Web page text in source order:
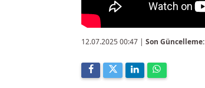
12.07.2025 00:47 | Son Güncelleme: